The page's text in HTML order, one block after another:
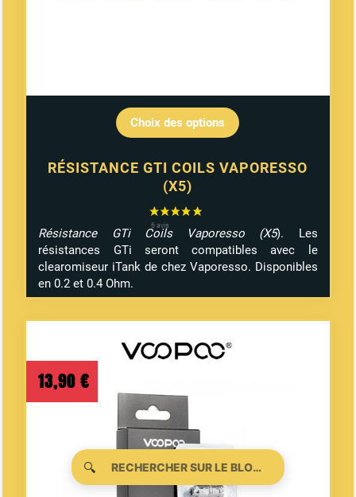
Choix des options
RÉSISTANCE GTI COILS VAPORESSO
(X5)
Résistance GTi Coils Vaporesso (X5). Les
résistances GTi seront compatibles avec le
clearomiseur iTank de chez Vaporesso. Disponibles
en 0.2 et 0.4 Ohm.
13,90 €
🔍